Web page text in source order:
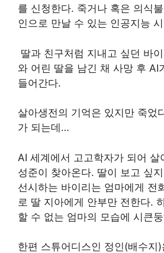
를 신청한다. 죽거나 혹은 의식
인으로 만날 수 있는 인공지능 시
딸과 친구처럼 지내고 싶던 바
와 어린 딸을 남긴 채 사망 후 AI
들어간다.
살아생전의 기억은 있지만 죽었
가 되는데…
AI 세계에서 고고학자가 되어 살
성준이 찾아온다. 딸이 보고 싶
선시하는 바이리는 엄마에게 전
로 딸 지아에게 안부만 전한다.
할 수 없는 엄마의 모습에 시큰
한편 스튜어디스인 정인(배수지